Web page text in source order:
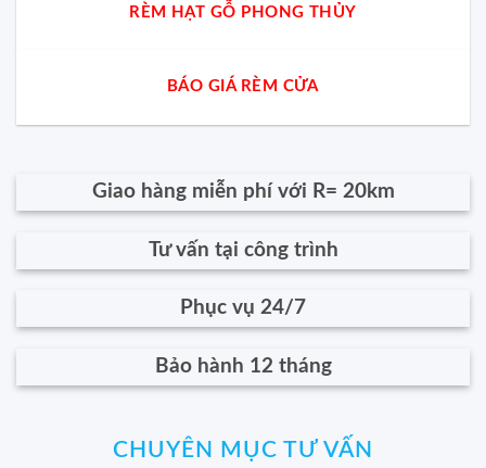
RÈM HẠT GỖ PHONG THỦY
BÁO GIÁ RÈM CỬA
Giao hàng miễn phí với R= 20km
Tư vấn tại công trình
Phục vụ 24/7
Bảo hành 12 tháng
CHUYÊN MỤC TƯ VẤN